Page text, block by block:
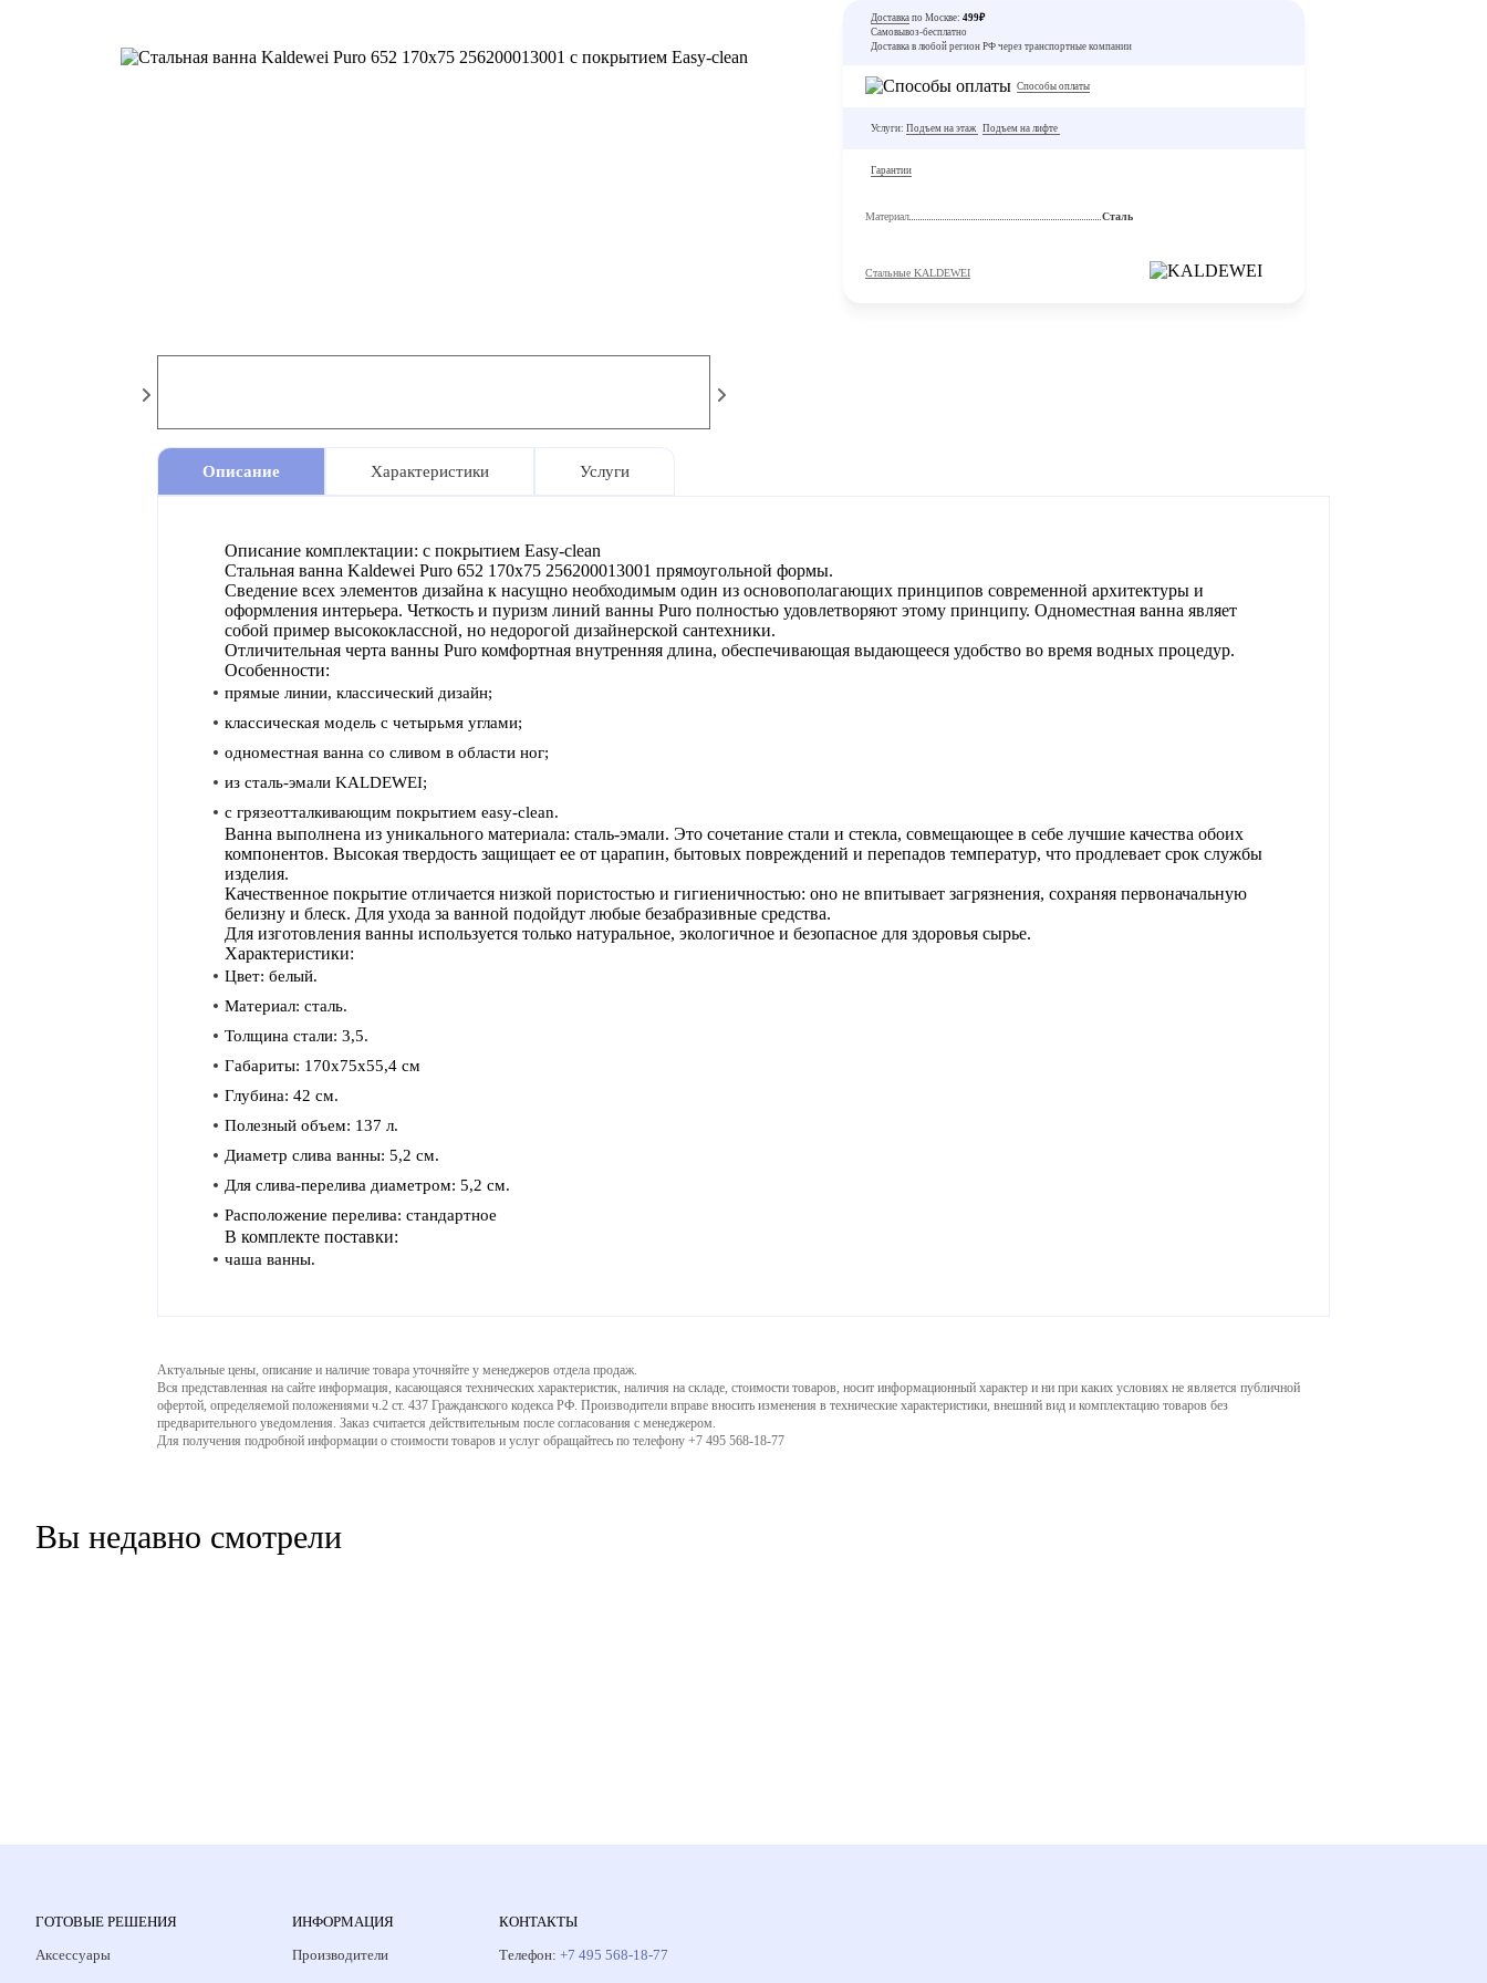
Доставка по Москве: 499₽
Самовывоз-бесплатно
Доставка в любой регион РФ через транспортные компании
Способы оплаты
Услуги: Подъем на этаж Подъем на лифте
Гарантии
Материал Сталь
Стальные KALDEWEI
Описание Характеристики Услуги
Описание комплектации: с покрытием Easy-clean
Стальная ванна Kaldewei Puro 652 170x75 256200013001 прямоугольной формы.
Сведение всех элементов дизайна к насущно необходимым один из основополагающих принципов современной архитектуры и
оформления интерьера. Четкость и пуризм линий ванны Puro полностью удовлетворяют этому принципу. Одноместная ванна являет
собой пример высококлассной, но недорогой дизайнерской сантехники.
Отличительная черта ванны Puro комфортная внутренняя длина, обеспечивающая выдающееся удобство во время водных процедур.
Особенности:
прямые линии, классический дизайн;
классическая модель с четырьмя углами;
одноместная ванна со сливом в области ног;
из сталь-эмали KALDEWEI;
с грязеотталкивающим покрытием easy-clean.
Ванна выполнена из уникального материала: сталь-эмали. Это сочетание стали и стекла, совмещающее в себе лучшие качества обоих
компонентов. Высокая твердость защищает ее от царапин, бытовых повреждений и перепадов температур, что продлевает срок службы
изделия.
Качественное покрытие отличается низкой пористостью и гигиеничностью: оно не впитывает загрязнения, сохраняя первоначальную
белизну и блеск. Для ухода за ванной подойдут любые безабразивные средства.
Для изготовления ванны используется только натуральное, экологичное и безопасное для здоровья сырье.
Характеристики:
Цвет: белый.
Материал: сталь.
Толщина стали: 3,5.
Габариты: 170x75x55,4 см
Глубина: 42 см.
Полезный объем: 137 л.
Диаметр слива ванны: 5,2 см.
Для слива-перелива диаметром: 5,2 см.
Расположение перелива: стандартное
В комплекте поставки:
чаша ванны.
Актуальные цены, описание и наличие товара уточняйте у менеджеров отдела продаж.
Вся представленная на сайте информация, касающаяся технических характеристик, наличия на складе, стоимости товаров, носит информационный характер и ни при каких условиях не является публичной
офертой, определяемой положениями ч.2 ст. 437 Гражданского кодекса РФ. Производители вправе вносить изменения в технические характеристики, внешний вид и комплектацию товаров без
предварительного уведомления. Заказ считается действительным после согласования с менеджером.
Для получения подробной информации о стоимости товаров и услуг обращайтесь по телефону +7 495 568-18-77
Вы недавно смотрели
ГОТОВЫЕ РЕШЕНИЯ
Аксессуары
ИНФОРМАЦИЯ
Производители
КОНТАКТЫ
Телефон: +7 495 568-18-77